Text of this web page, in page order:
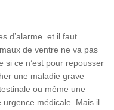
d’alarme et il faut
de ventre ne va pas
si ce n’est pour repousser
une maladie grave
ou même une
médicale. Mais il